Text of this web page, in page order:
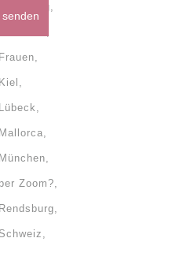
Zoom?
senden